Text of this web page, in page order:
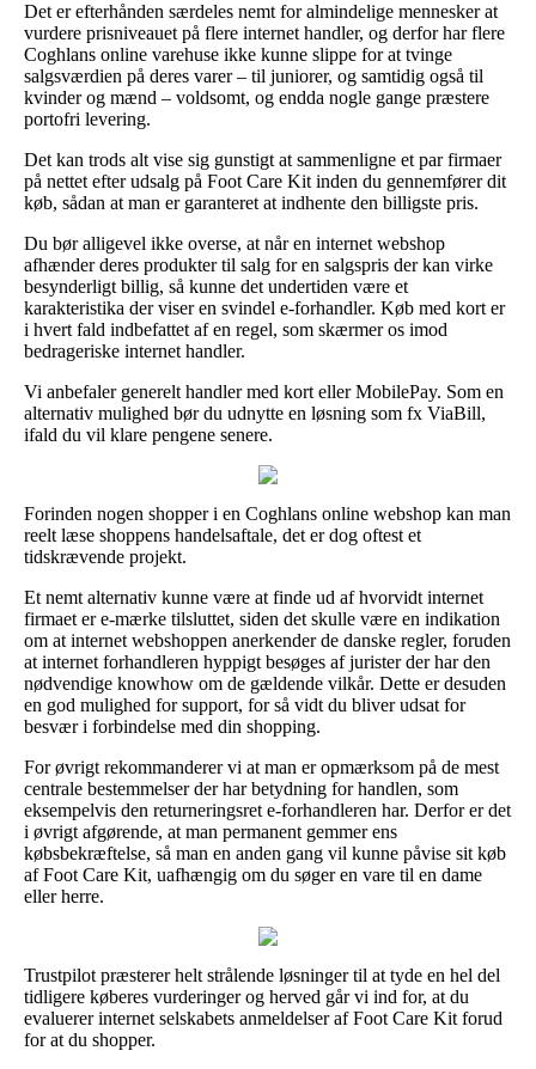
Det er efterhånden særdeles nemt for almindelige mennesker at
vurdere prisniveauet på flere internet handler, og derfor har flere
Coghlans online varehuse ikke kunne slippe for at tvinge
salgsværdien på deres varer – til juniorer, og samtidig også til
kvinder og mænd – voldsomt, og endda nogle gange præstere
portofri levering.
Det kan trods alt vise sig gunstigt at sammenligne et par firmaer
på nettet efter udsalg på Foot Care Kit inden du gennemfører dit
køb, sådan at man er garanteret at indhente den billigste pris.
Du bør alligevel ikke overse, at når en internet webshop
afhænder deres produkter til salg for en salgspris der kan virke
besynderligt billig, så kunne det undertiden være et
karakteristika der viser en svindel e-forhandler. Køb med kort er
i hvert fald indbefattet af en regel, som skærmer os imod
bedrageriske internet handler.
Vi anbefaler generelt handler med kort eller MobilePay. Som en
alternativ mulighed bør du udnytte en løsning som fx ViaBill,
ifald du vil klare pengene senere.
Forinden nogen shopper i en Coghlans online webshop kan man
reelt læse shoppens handelsaftale, det er dog oftest et
tidskrævende projekt.
Et nemt alternativ kunne være at finde ud af hvorvidt internet
firmaet er e-mærke tilsluttet, siden det skulle være en indikation
om at internet webshoppen anerkender de danske regler, foruden
at internet forhandleren hyppigt besøges af jurister der har den
nødvendige knowhow om de gældende vilkår. Dette er desuden
en god mulighed for support, for så vidt du bliver udsat for
besvær i forbindelse med din shopping.
For øvrigt rekommanderer vi at man er opmærksom på de mest
centrale bestemmelser der har betydning for handlen, som
eksempelvis den returneringsret e-forhandleren har. Derfor er det
i øvrigt afgørende, at man permanent gemmer ens
købsbekræftelse, så man en anden gang vil kunne påvise sit køb
af Foot Care Kit, uafhængig om du søger en vare til en dame
eller herre.
Trustpilot præsterer helt strålende løsninger til at tyde en hel del
tidligere køberes vurderinger og herved går vi ind for, at du
evaluerer internet selskabets anmeldelser af Foot Care Kit forud
for at du shopper.